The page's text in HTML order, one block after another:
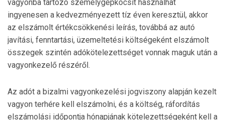
vagyonba tartozó személygépkocsit használhat
ingyenesen a kedvezményezett tíz éven keresztül, akkor
az elszámolt értékcsökkenési leírás, továbbá az autó
javítási, fenntartási, üzemeltetési költségeként elszámolt
összegek szintén adókötelezettséget vonnak maguk után a
vagyonkezelő részéről.
Az adót a bizalmi vagyonkezelési jogviszony alapján kezelt
vagyon terhére kell elszámolni, és a költség, ráfordítás
elszámolási időpontja hónapjának kötelezettségeként kell a